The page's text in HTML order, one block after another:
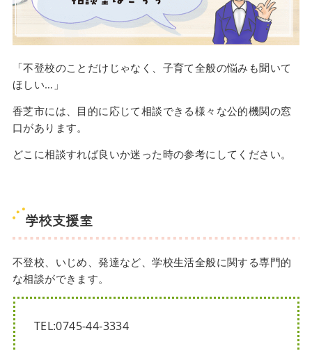
「不登校のことだけじゃなく、子育て全般の悩みも聞いて
ほしい…」
香芝市には、目的に応じて相談できる様々な公的機関の窓
口があります。
どこに相談すれば良いか迷った時の参考にしてください。
学校支援室
不登校、いじめ、発達など、学校生活全般に関する専門的
な相談ができます。
TEL:0745-44-3334